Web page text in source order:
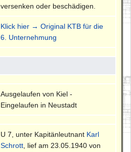
versenken oder beschädigen.
Klick hier → Original KTB für die
6. Unternehmung
Ausgelaufen von Kiel -
Eingelaufen in Neustadt
U 7, unter Kapitänleutnant Karl
Schrott , lief am 23.05.1940 von